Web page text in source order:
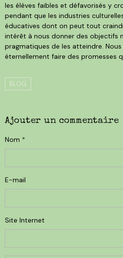
les élèves faibles et défavorisés y
pendant que les industries
éducatives dont on peut tout
intérêt à nous donner des objectifs
pragmatiques de les atteindre.
éternellement faire des promesses
BLOG
Ajouter un commentaire
Nom
E-mail
Site Internet